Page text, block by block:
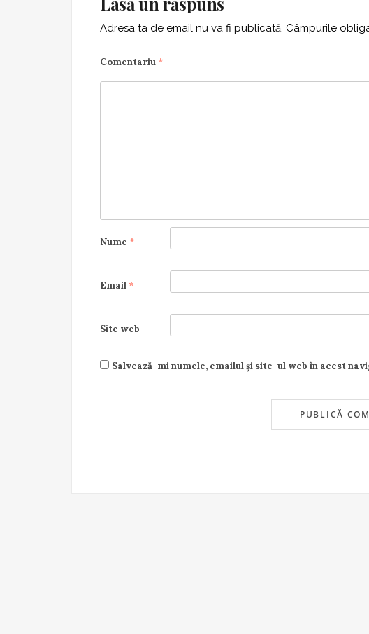
Adresa ta de email nu va fi publicată. Câmpurile
Comentariu *
Nume *
Email *
Site web
Salvează-mi numele, emailul și site-ul web în acest